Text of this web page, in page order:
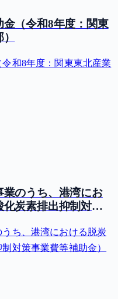
（令和8年度：関東
和8年度：関東東北産業
のうち、港湾にお
炭素排出抑制対策
ち、港湾における脱炭
対策事業費等補助金）